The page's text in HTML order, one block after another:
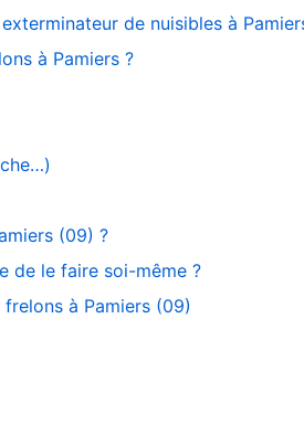
de nuisibles à
à Pamiers ?
(09) ?
de le faire soi-même ?
à Pamiers (09)